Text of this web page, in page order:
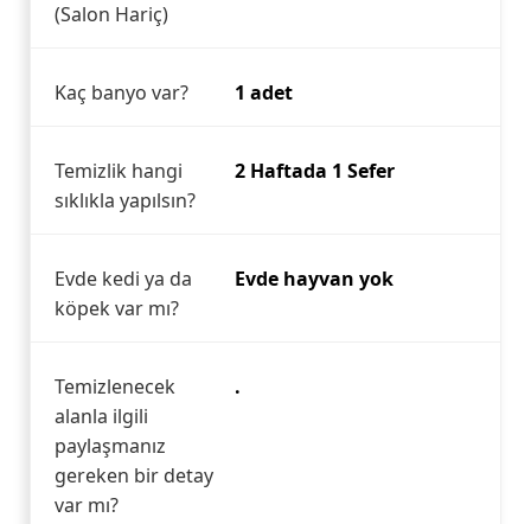
(Salon Hariç)
Kaç banyo var? 1 adet
Temizlik hangi
sıklıkla yapılsın?
2 Haftada 1 Sefer
Evde kedi ya da
köpek var mı?
Evde hayvan yok
Temizlenecek
alanla ilgili
paylaşmanız
gereken bir detay
var mı?
.